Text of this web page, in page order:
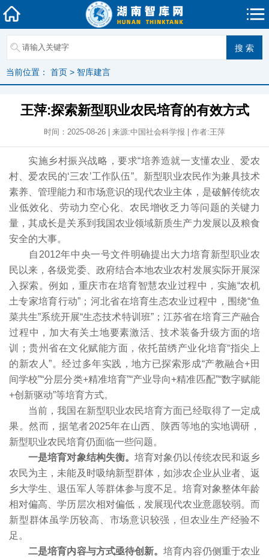
当前位置： 首页 > 智库建言
王萍:探索新型职业农民培育的有效方式
时间：2025-08-26 | 来源:中国社会科学报 | 作者:王萍
实施乡村振兴战略，要求“培养造就一支懂农业、爱农
村、爱农民的‘三农’工作队伍”。新型职业农民作为兼具技术
素养、管理能力和市场意识的现代农业主体，是破解传统农
业低效化、劳动力空心化、农民增收乏力等问题的关键力
量，其成长是关系到我国农业领域新质生产力发展以及粮食
安全的大事。
自2012年中央一号文件明确提出大力培育新型职业农
民以来，各级党委、政府结合本地农业农村发展实际开展深
入探索。例如，重庆市在培育智慧农业过程中，实施“农机
土专家培育行动”；河北省在培育生态农业过程中，围绕“鱼
菜共生”系统开展“生态技术特训班”；江苏省在培育三产融合
过程中，加大有关土地要素激活、技术装备升级方面的培
训；贵州省在文化赋能方面，依托苗绣产业化培育“指尖上
的新农人”。经过多年实践，地方已探索形成“产教融合+田
间学校”“分层分类+精准培育”“产业导向+精准匹配”“数字赋能
+创新驱动”等培育方式。
当前，我国在新型职业农民培育方面已经取得了一定成
果。然而，据笔者2025年在山西、陕西等地的实地调研，
新型职业农民培育仍面临一些问题。
一是培育对象结构失衡。培育对象仍以传统农民和返乡
农民为主，未能及时吸纳新型群体，如涉农企业从业者、返
乡大学生、退伍军人等群体参与度不足。培育对象整体年龄
相对偏高、学历层次相对偏低，发展现代农业意愿较弱。而
新型群体虽学历较高、市场意识较强，但农业生产经验不
足。
二是培育内容与方式亟待创新。培育内容仍侧重于农业